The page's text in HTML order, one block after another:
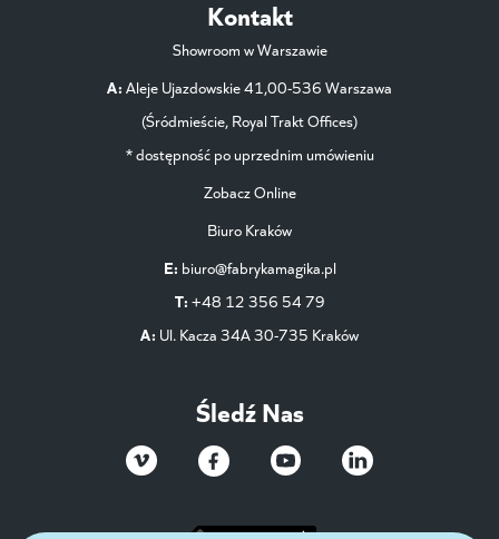
Kontakt
Showroom w Warszawie
A: Aleje Ujazdowskie 41,00-536 Warszawa
(Śródmieście, Royal Trakt Offices)
* dostępność po uprzednim umówieniu
Zobacz Online
Biuro Kraków
E: biuro@fabrykamagika.pl
T: +48 12 356 54 79
A: Ul. Kacza 34A 30-735 Kraków
Śledź Nas